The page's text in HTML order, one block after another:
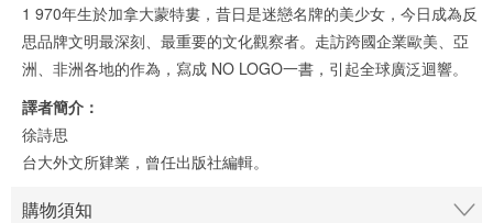
1 970年生於加拿大蒙特婁，昔日是迷戀名牌的美少女，今日成為反
思品牌文明最深刻、最重要的文化觀察者。走訪跨國企業歐美、亞
洲、非洲各地的作為，寫成 NO LOGO一書，引起全球廣泛迴響。
譯者簡介：
徐詩思
台大外文所肄業，曾任出版社編輯。
購物須知